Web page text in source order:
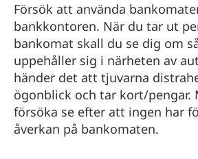
Försök att använda
bankkontoren. När du tar ut
bankomat skall du se dig om
uppehåller sig i närheten av
händer det att tjuvarna
ögonblick och tar kort/pengar.
försöka se efter att ingen har
åverkan på bankomaten.